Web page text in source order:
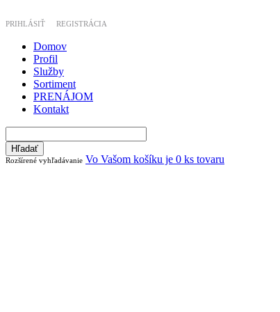
PRIHLÁSIŤ REGISTRÁCIA
Domov
Profil
Služby
Sortiment
PRENÁJOM
Kontakt
Rozšírené vyhľadávanie Vo Vašom košíku je 0 ks tovaru